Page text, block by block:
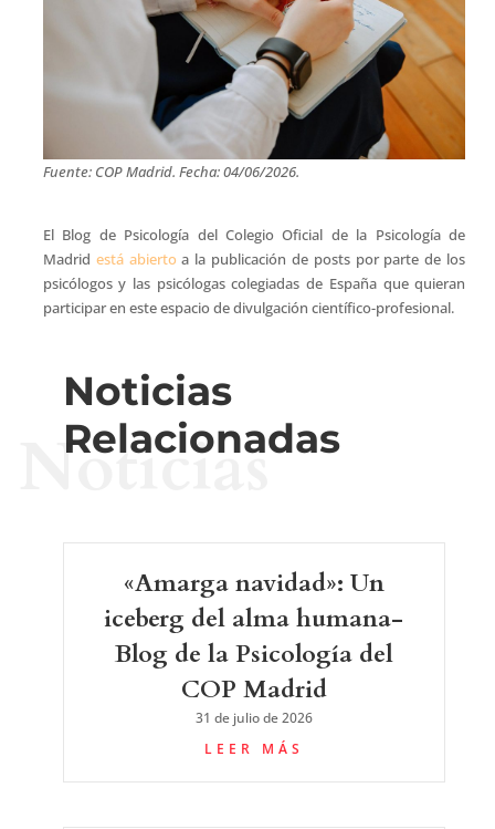
Fuente: COP Madrid. Fecha: 04/06/2026.
El Blog de Psicología del Colegio Oficial de la Psicología de
Madrid está abierto a la publicación de posts por parte de los
psicólogos y las psicólogas colegiadas de España que quieran
participar en este espacio de divulgación científico-profesional.
Noticias
Relacionadas
Noticias
«Amarga navidad»: Un
iceberg del alma humana-
Blog de la Psicología del
COP Madrid
31 de julio de 2026
LEER MÁS